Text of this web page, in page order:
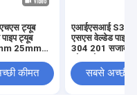
ट्यूब
ट्यूब
25mm
कीमत
एआईएसआई
एसएस वेल्डेड पाइप 3
304 201 सजावटी
सबसे अच्छी